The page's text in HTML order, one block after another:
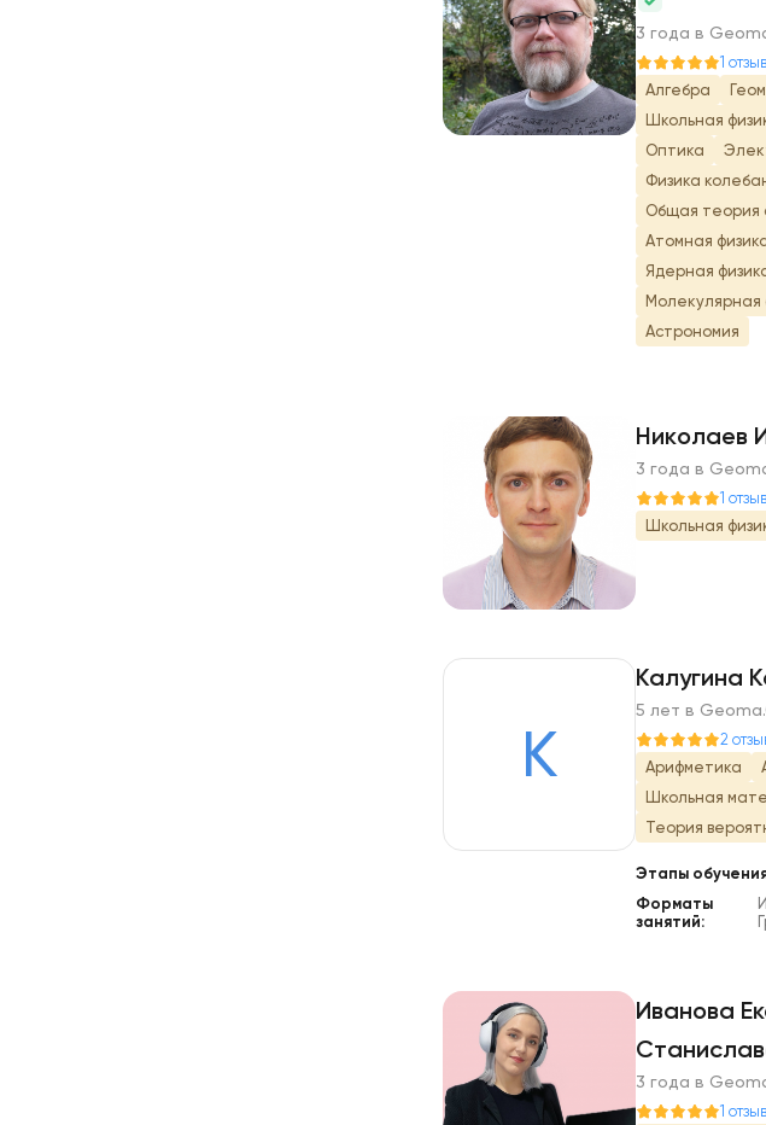
Н 3 года в
1 отзыв
Алгебра
Школьная
Оптика
Физика
Общая теория
Атомная
Ядерная
Молекулярная
Астрономия
Н
Никoлaeв
3 года в
1 отзыв
Школьная
К
Калугина
5 лет в
2
Арифметика
Школьная
Теория
Этапы
Форматы
занятий:
И
Иванова
3 года в
1 отзыв